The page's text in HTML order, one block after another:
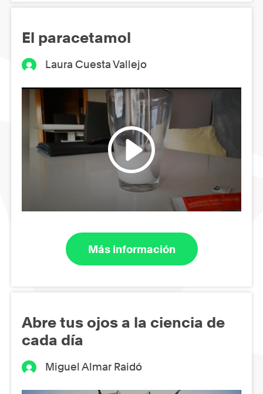
El paracetamol
Laura Cuesta Vallejo
Más información
Abre tus ojos a la ciencia de
cada día
Miguel Almar Raidó